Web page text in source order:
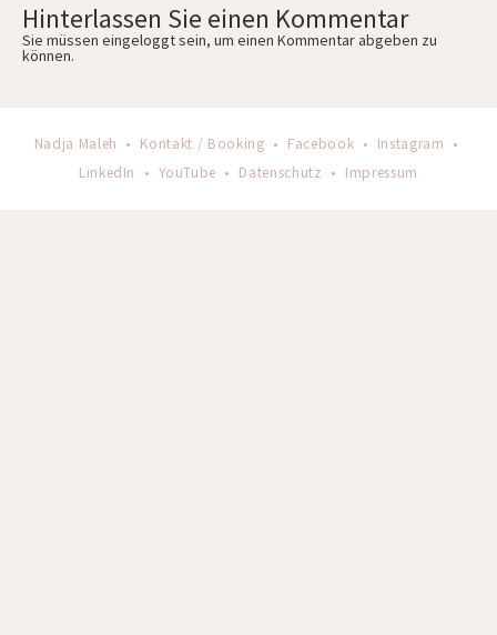
Hinterlassen Sie einen Kommentar
Sie müssen eingeloggtsein, um einen Kommentar abgeben zu
können.
Nadja Maleh • Kontakt / Booking • Facebook • Instagram •
LinkedIn
• YouTube • Datenschutz • Impressum